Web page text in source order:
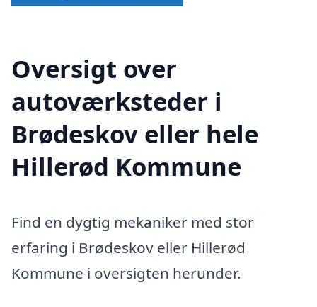
Oversigt over
autoværksteder i
Brødeskov eller hele
Hillerød Kommune
Find en dygtig mekaniker med stor
erfaring i Brødeskov eller Hillerød
Kommune i oversigten herunder.